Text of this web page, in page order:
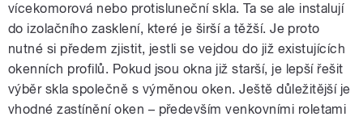
vícekomorová nebo protisluneční skla. Ta se ale instalují
do izolačního zasklení, které je širší a těžší. Je proto
nutné si předem zjistit, jestli se vejdou do již existujících
okenních profilů. Pokud jsou okna již starší, je lepší řešit
výběr skla společně s výměnou oken. Ještě důležitější je
vhodné zastínění oken – především venkovními roletami